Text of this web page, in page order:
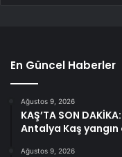
En Güncel Haberler
Ağustos 9, 2026
KAŞ’TA SON
Antalya Kaş yangın
Ağustos 9, 2026